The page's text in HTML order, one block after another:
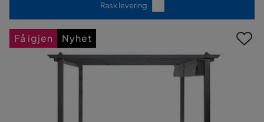
Rask levering
Få igjen Nyhet